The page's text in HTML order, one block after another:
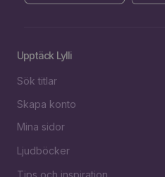
Upptäck Lylli
Sök titlar
Skapa konto
Mina sidor
Ljudböcker